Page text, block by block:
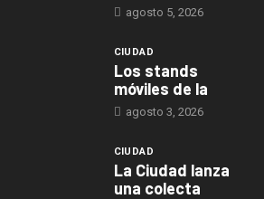
agosto 5, 2026
CIUDAD
Los stands
móviles de la
agosto 3, 2026
CIUDAD
La Ciudad lanza
una colecta